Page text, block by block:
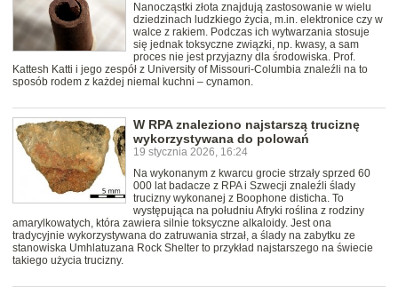
Nanocząstki złota znajdują zastosowanie w wielu
dziedzinach ludzkiego życia, m.in. elektronice czy w
walce z rakiem. Podczas ich wytwarzania stosuje
się jednak toksyczne związki, np. kwasy, a sam
proces nie jest przyjazny dla środowiska. Prof.
Kattesh Katti i jego zespół z University of Missouri-Columbia znaleźli na to
sposób rodem z każdej niemal kuchni – cynamon.
W RPA znaleziono najstarszą truciznę
wykorzystywana do polowań
19 stycznia 2026, 16:24
Na wykonanym z kwarcu grocie strzały sprzed 60
000 lat badacze z RPA i Szwecji znaleźli ślady
trucizny wykonanej z Boophone disticha. To
występująca na południu Afryki roślina z rodziny
amarylkowatych, która zawiera silnie toksyczne alkaloidy. Jest ona
tradycyjnie wykorzystywana do zatruwania strzał, a ślady na zabytku ze
stanowiska Umhlatuzana Rock Shelter to przykład najstarszego na świecie
takiego użycia trucizny.